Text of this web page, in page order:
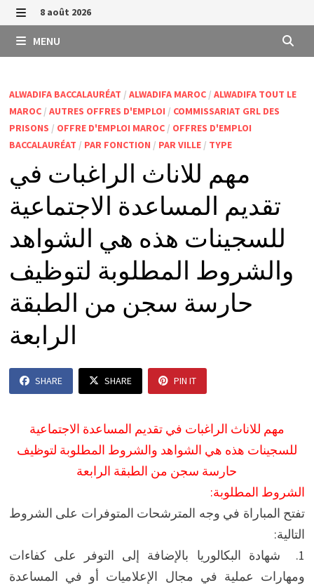
Passer
au
contenu
MENU
8 août 2026
MENU
ALWADIFA BACCALAURÉAT / ALWADIFA MAROC/ ALWADIFA TOUT LE
MAROC/ AUTRES OFFRES D'EMPLOI / COMMISSARIAT GRL DES
PRISONS / OFFRE D'EMPLOI MAROC/ OFFRES D'EMPLOI
BACCALAURÉAT / PAR FONCTION / PAR VILLE/ TYPE
مهم للاناث الراغبات في
تقديم المساعدة الاجتماعية
للسجينات هذه هي الشواهد
والشروط المطلوبة لتوظيف
حارسة سجن من الطبقة
الرابعة
SHARE SHARE PIN IT
مهم للاناث الراغبات في تقديم المساعدة الاجتماعية
للسجينات هذه هي الشواهد والشروط المطلوبة لتوظيف
حارسة سجن من الطبقة الرابعة
الشروط المطلوبة:
تفتح المباراة في وجه المترشحات المتوفرات على الشروط
التالية:
1. شهادة البكالوريا بالإضافة إلى التوفر على كفاءات
ومهارات عملية في مجال الإعلاميات أو في المساعدة